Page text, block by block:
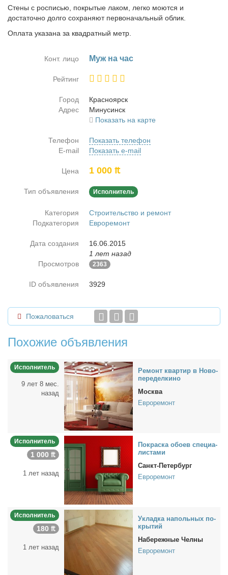
Стены с росписью, покрытые лаком, легко моются и
достаточно долго сохраняют первоначальный облик.
Оплата указана за квадратный метр.
Конт. лицо Муж на час
Рейтинг
Город
Крас­но­ярск
Адрес
Ми­ну­синск
Показать на карте
Телефон
Показать телефон
E-mail
Показать e-mail
Цена 1 000 ₶
Тип объявления Исполнитель
Категория
Строительство и ремонт
Подкатегория
Евроремонт
Дата создания
16.06.2015
1 лет назад
Просмотров
2363
ID объявления 3929
Пожаловаться
Похожие объявления
Исполнитель
9 лет 8 мес.
назад
Ре­монт квар­тир в Но­во­
пе­ре­дел­ки­но
Москва
Евроремонт
Исполнитель
1 000 ₶
1 лет назад
По­крас­ка обо­ев спе­ци­а­
ли­ста­ми
Санкт-Петербург
Евроремонт
Исполнитель
180 ₶
1 лет назад
Уклад­ка на­поль­ных по­
кры­тий
Набережные Челны
Евроремонт